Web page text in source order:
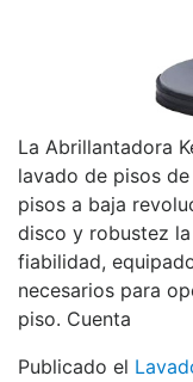
La Abrillantadora
lavado de pisos
pisos a baja
disco y robustez
fiabilidad,
necesarios para
piso. Cuenta
Publicado el